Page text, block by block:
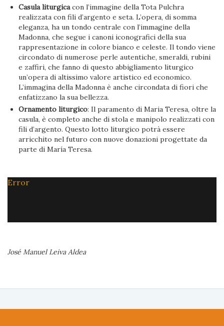
Casula liturgicacon l’immagine della Tota Pulchra
realizzata con fili d’argento e seta. L’opera, di somma
eleganza, ha un tondo centrale con l’immagine della
Madonna, che segue i canoni iconografici della sua
rappresentazione in colore bianco e celeste. Il tondo viene
circondato di numerose perle autentiche, smeraldi, rubini
e zaffiri, che fanno di questo abbigliamento liturgico
un’opera di altissimo valore artistico ed economico.
L’immagina della Madonna è anche circondata di fiori che
enfatizzano la sua bellezza.
Ornamento liturgico: Il paramento di Maria Teresa, oltre la
casula, è completo anche di stola e manipolo realizzati con
fili d’argento. Questo lotto liturgico potrà essere
arricchito nel futuro con nuove donazioni progettate da
parte di María Teresa.
Error
José Manuel Leiva Aldea